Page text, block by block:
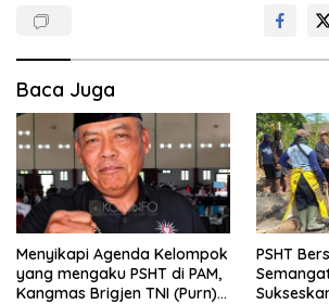
Baca Juga
Menyikapi Agenda Kelompok
yang mengaku PSHT di PAM,
Kangmas Brigjen TNI (Purn)
PSHT